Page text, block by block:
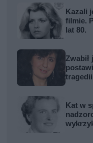
Kazali
filmie.
lat 80.
Zwabił
Kat w